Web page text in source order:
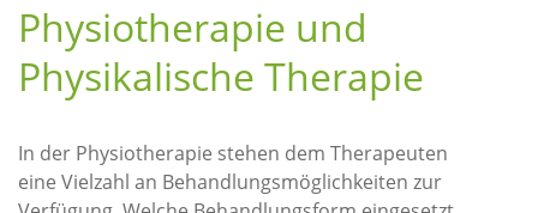
Physiotherapie und
Physikalische Therapie
In der Physiotherapie stehen dem Therapeuten
eine Vielzahl an Behandlungsmöglichkeiten zur